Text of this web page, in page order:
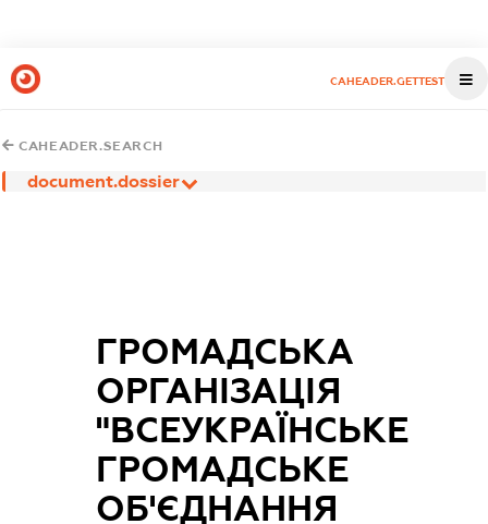
CAHEADER.GETTEST
CAHEADER.SEARCH
document.dossier
ГРОМАДСЬКА
ОРГАНІЗАЦІЯ
"ВСЕУКРАЇНСЬКЕ
ГРОМАДСЬКЕ
ОБ'ЄДНАННЯ